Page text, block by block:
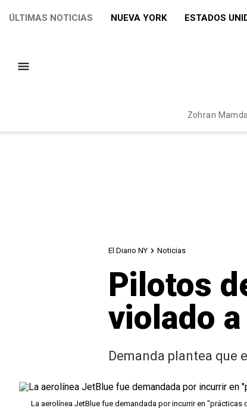
ÚLTIMAS NOTICIAS NUEVA YORK ESTADOS
Zohran
El Diario NY Noticias
Pilotos
violado
Demanda plantea que
La aerolínea JetBlue fue demandada por incurrir en "prácticas